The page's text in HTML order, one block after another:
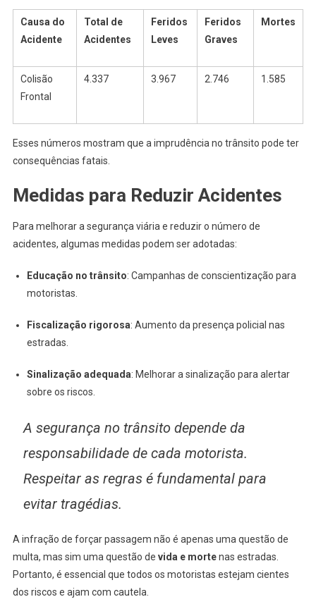
Causa do
Acidente
Total de
Acidentes
Feridos
Leves
Feridos
Graves
Mortes
Colisão
Frontal
4.337 3.967 2.746 1.585
Esses números mostram que a imprudência no trânsito pode ter
consequências fatais.
Medidas para Reduzir Acidentes
Para melhorar a segurança viária e reduzir o número de
acidentes, algumas medidas podem ser adotadas:
Educação no trânsito: Campanhas de conscientização para
motoristas.
Fiscalização rigorosa: Aumento da presença policial nas
estradas.
Sinalização adequada: Melhorar a sinalização para alertar
sobre os riscos.
A segurança no trânsito depende da
responsabilidade de cada motorista.
Respeitar as regras é fundamental para
evitar tragédias.
A infração de forçar passagem não é apenas uma questão de
multa, mas sim uma questão de vida e mortenas estradas.
Portanto, é essencial que todos os motoristas estejam cientes
dos riscos e ajam com cautela.